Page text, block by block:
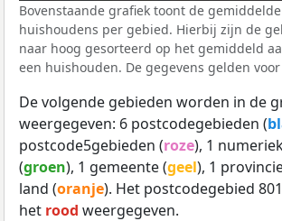
Bovenstaande grafiek toont de
huishoudens per gebied. Hierbij zijn de
naar hoog gesorteerd op het gemiddeld
een huishouden. De gegevens gelden voor
De volgende gebieden worden in de
weergegeven: 6 postcodegebieden (
postcode5gebieden (roze), 1
(groen), 1 gemeente (geel), 1
land (oranje). Het postcodegebied
het rood weergegeven.